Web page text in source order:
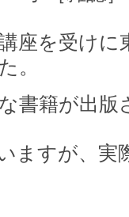
座を受けに
。
書籍が出版
ますが、実